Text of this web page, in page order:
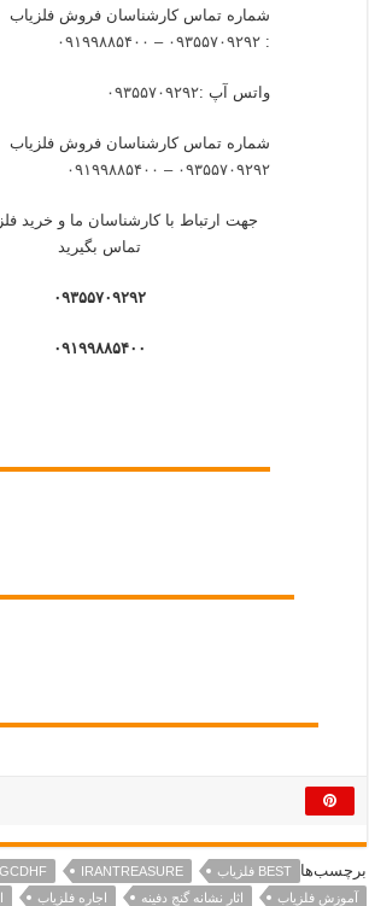
شماره تماس کارشناسان فروش فلزیاب
:۰۹۳۵۵۷۰۹۲۹۲ – ۰۹۱۹۹۸۸۵۴۰۰
واتس آپ :۰۹۳۵۵۷۰۹۲۹۲
شماره تماس کارشناسان فروش فلزیاب
۰۹۳۵۵۷۰۹۲۹۲ – ۰۹۱۹۹۸۸۵۴۰۰
جهت ارتباط با کارشناسان ما و خرید
تماس بگیرید
۰۹۳۵۵۷۰۹۲۹۲
۰۹۱۹۹۸۸۵۴۰۰
برچسب‌ها BEST فلزیاب IRANTREASURE
آموزش فلزیاب
اثار نشانه گنج دفینه اجاره فلزیاب